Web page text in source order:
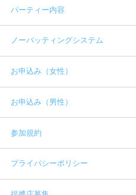
パーティー内容
ノーバッティングシステム
お申込み（女性）
お申込み（男性）
参加規約
プライバシーポリシー